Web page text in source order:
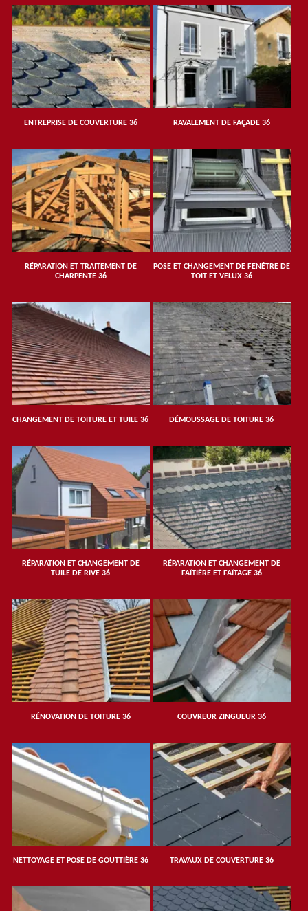
ENTREPRISE DE COUVERTURE 36 RAVALEMENT DE FAÇADE 36
RÉPARATION ET TRAITEMENT DE
CHARPENTE 36
POSE ET CHANGEMENT DE FENÊTRE DE
TOIT ET VELUX 36
CHANGEMENT DE TOITURE ET TUILE 36 DÉMOUSSAGE DE TOITURE 36
RÉPARATION ET CHANGEMENT DE
TUILE DE RIVE 36
RÉPARATION ET CHANGEMENT DE
FAÎTIÈRE ET FAÎTAGE 36
RÉNOVATION DE TOITURE 36 COUVREUR ZINGUEUR 36
NETTOYAGE ET POSE DE GOUTTIÈRE 36 TRAVAUX DE COUVERTURE 36